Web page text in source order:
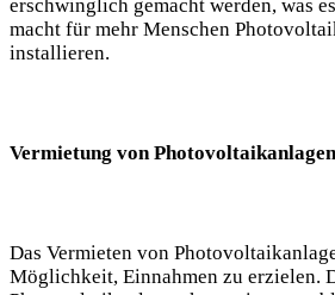
erschwinglich gemacht werden, was
macht für mehr Menschen
installieren.
Vermietung von Photovoltaikanlagen
Das Vermieten von
Möglichkeit, Einnahmen zu erzielen.